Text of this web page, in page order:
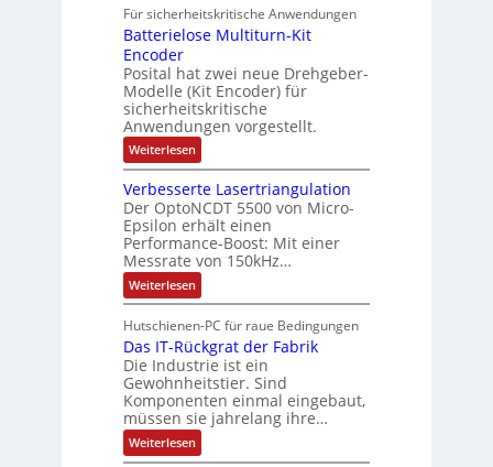
i
o
g
e
w
ä
h
t
ä
f
t
e
l
e
r
ä
l
t
S
c
h
u
t
z
l
a
c
k
b
e
s
c
i
c
h
t
u
n
g
f
n
s
l
o
s
e
F
a
n
g
s
c
h
a
l
u
n
g
Für sicherheitskritische Anwendungen
Batterielose Multiturn-Kit
Encoder
Posital hat zwei neue Drehgeber-
Modelle (Kit Encoder) für
sicherheitskritische
Anwendungen vorgestellt.
Weiterlesen:
B
t
t
e
r
i
e
l
o
e
M
u
l
t
i
t
u
r
Verbesserte Lasertriangulation
Der OptoNCDT 5500 von Micro-
Epsilon erhält einen
Performance-Boost: Mit einer
Messrate von 150kHz…
Weiterlesen:
V
r
b
e
s
s
e
r
t
e
Hutschienen-PC für raue Bedingungen
Das IT-Rückgrat der Fabrik
Die Industrie ist ein
Gewohnheitstier. Sind
Komponenten einmal eingebaut,
müssen sie jahrelang ihre…
Weiterlesen:
D